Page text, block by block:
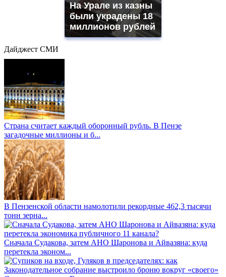
На Урале из казны
были украдены 18
миллионов рублей
Дайджест СМИ
Страна считает каждый оборонный рубль. В Пензе
загадочные миллионы и б...
В Пензенской области намолотили рекордные 462,3 тысячи
тонн зерна...
Сначала Судакова, затем АНО Шаронова и Айвазяна: куда
перетекла эконом...